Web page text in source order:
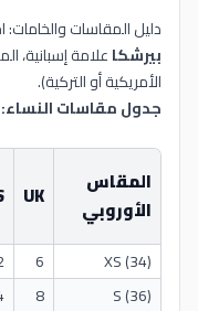
دليل المقاسات
بيرشكاعلامة إسبانية،
الأمريكية أو التركية).
جدول مقاسات النساء:
المقاس
الأوروبي
UK
XS (34)
6
S (36)
8